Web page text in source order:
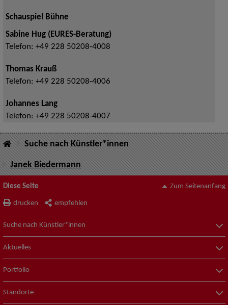
Schauspiel Bühne
Sabine Hug (EURES-Beratung)
Telefon: +49 228 50208-4008
Thomas Krauß
Telefon: +49 228 50208-4006
Johannes Lang
Telefon: +49 228 50208-4007
Suche nach Künstler*innen
Janek Biedermann
Diese Seite
drucken empfehlen
Zum Seitenanfang
Suche nach Künstler*innen
Aktuelles
Portfolio
Standorte